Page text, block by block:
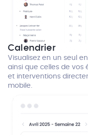
Calendrier
Visualisez en un seul
ainsi que celles de vos
et interventions
mobile.